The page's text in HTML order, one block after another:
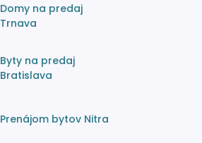
Domy na predaj
Trnava
Byty na predaj
Bratislava
Prenájom bytov Nitra